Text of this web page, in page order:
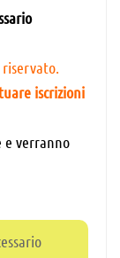
iscrizioni
e verranno